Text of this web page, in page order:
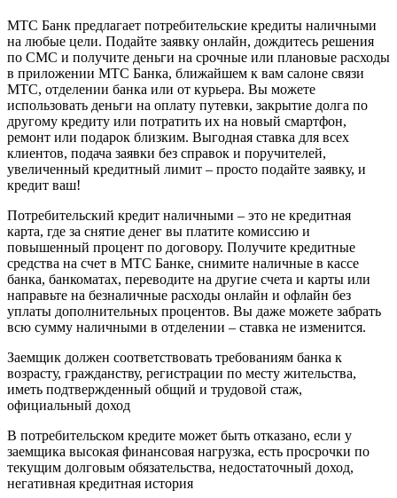
МТС Банк предлагает потребительские кредиты наличными
на любые цели. Подайте заявку онлайн, дождитесь решения
по СМС и получите деньги на срочные или плановые расходы
в приложении МТС Банка, ближайшем к вам салоне связи
МТС, отделении банка или от курьера. Вы можете
использовать деньги на оплату путевки, закрытие долга по
другому кредиту или потратить их на новый смартфон,
ремонт или подарок близким. Выгодная ставка для всех
клиентов, подача заявки без справок и поручителей,
увеличенный кредитный лимит – просто подайте заявку, и
кредит ваш!
Потребительский кредит наличными – это не кредитная
карта, где за снятие денег вы платите комиссию и
повышенный процент по договору. Получите кредитные
средства на счет в МТС Банке, снимите наличные в кассе
банка, банкоматах, переводите на другие счета и карты или
направьте на безналичные расходы онлайн и офлайн без
уплаты дополнительных процентов. Вы даже можете забрать
всю сумму наличными в отделении – ставка не изменится.
Заемщик должен соответствовать требованиям банка к
возрасту, гражданству, регистрации по месту жительства,
иметь подтвержденный общий и трудовой стаж,
официальный доход
В потребительском кредите может быть отказано, если у
заемщика высокая финансовая нагрузка, есть просрочки по
текущим долговым обязательства, недостаточный доход,
негативная кредитная история